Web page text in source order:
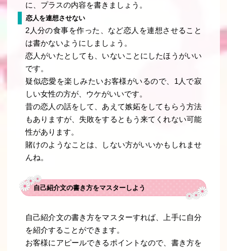
に、プラスの内容を書きましょう。
恋人を連想させない
2人分の食事を作った、など恋人を連想させること
は書かないようにしましょう。
恋人がいたとしても、いないことにしたほうがいい
です。
疑似恋愛を楽しみたいお客様がいるので、1人で寂
しい女性の方が、ウケがいいです。
昔の恋人の話をして、あえて嫉妬をしてもらう方法
もありますが、失敗をするともう来てくれない可能
性があります。
賭けのようなことは、しない方がいいかもしれませ
んね。
自己紹介文の書き方をマスターしよう
自己紹介文の書き方をマスターすれば、上手に自分
を紹介することができます。
お客様にアピールできるポイントなので、書き方を